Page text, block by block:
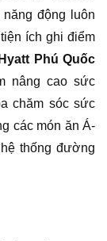
động luôn
ích ghi điểm
Phú Quốc
nâng cao sức
chăm sóc sức
các món ăn Á-
thống đường